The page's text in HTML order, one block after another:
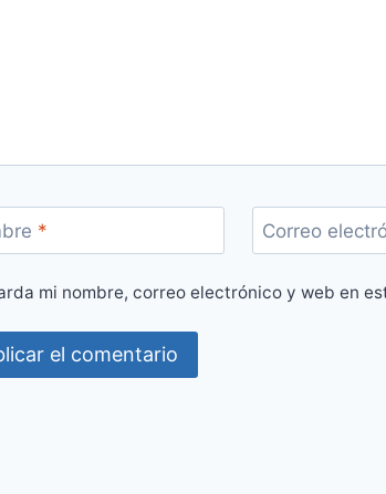
* Correo
mi nombre, correo electrónico y web en